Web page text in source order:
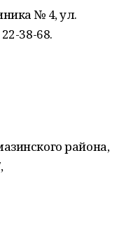
№ 4, ул.
38-68.
района,